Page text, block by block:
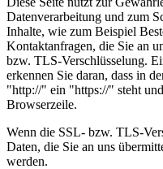
Datenverarbeitung und zum
Inhalte, wie zum Beispiel
Kontaktanfragen, die Sie an
bzw. TLS-Verschlüsselung.
erkennen Sie daran, dass in
"http://" ein "https://" steht
Browserzeile.
Wenn die SSL- bzw. TLS-
Daten, die Sie an uns
werden.